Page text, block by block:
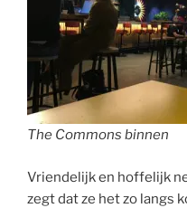
The Commons binnen
Vriendelijk en hoffelijk
zegt dat ze het zo langs